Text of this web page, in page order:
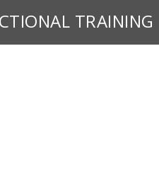
TRAINING